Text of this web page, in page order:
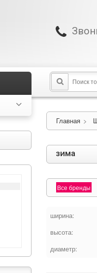
Главная >
зима
Все бренды
ширина:
высота:
диаметр: